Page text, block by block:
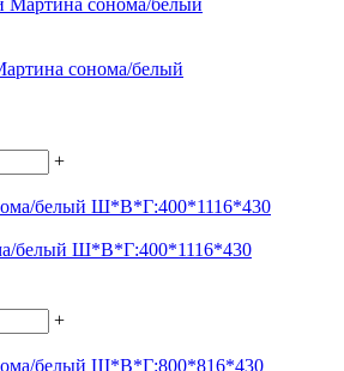
сонома/белый
+
белый Ш*В*Г:400*1116*430
+